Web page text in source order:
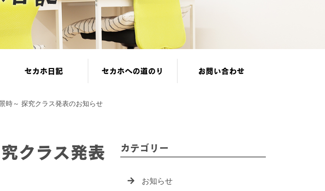
セカホ日記 セカホへの道のり お問い合わせ
時～ 探究クラス発表のお知らせ
クラス発表
カテゴリー
お知らせ